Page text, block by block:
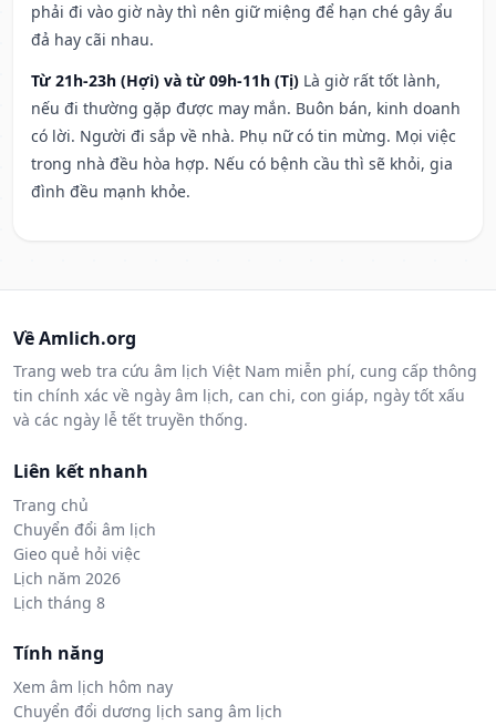
phải đi vào giờ này thì nên giữ miệng để hạn ché gây ẩu
đả hay cãi nhau.
Từ 21h-23h (Hợi) và từ 09h-11h (Tị) Là giờ rất tốt lành,
nếu đi thường gặp được may mắn. Buôn bán, kinh doanh
có lời. Người đi sắp về nhà. Phụ nữ có tin mừng. Mọi việc
trong nhà đều hòa hợp. Nếu có bệnh cầu thì sẽ khỏi, gia
đình đều mạnh khỏe.
Về Amlich.org
Trang web tra cứu âm lịch Việt Nam miễn phí, cung cấp thông
tin chính xác về ngày âm lịch, can chi, con giáp, ngày tốt xấu
và các ngày lễ tết truyền thống.
Liên kết nhanh
Trang chủ
Chuyển đổi âm lịch
Gieo quẻ hỏi việc
Lịch năm 2026
Lịch tháng 8
Tính năng
Xem âm lịch hôm nay
Chuyển đổi dương lịch sang âm lịch